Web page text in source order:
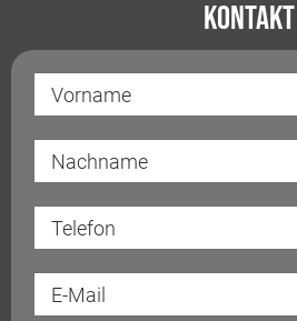
Kontakt